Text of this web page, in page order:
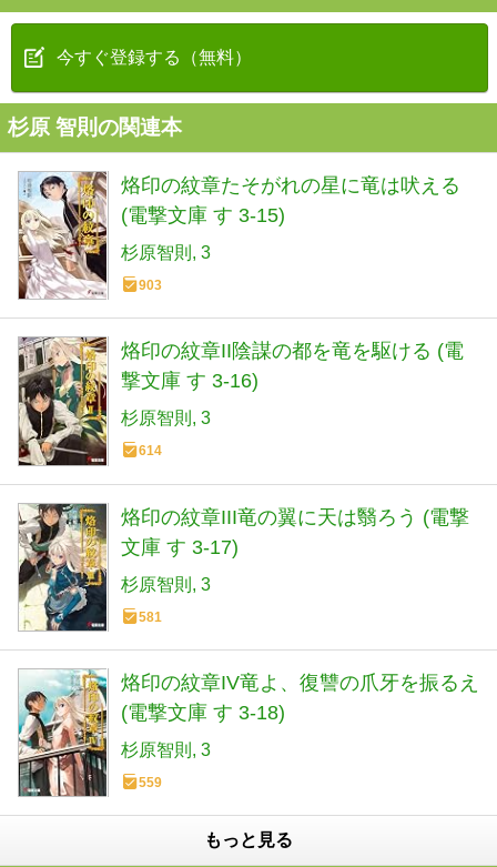
今すぐ登録する（無料）
杉原 智則の関連本
烙印の紋章たそがれの星に竜は吠える
(電撃文庫 す 3-15)
杉原智則 3
903
烙印の紋章II陰謀の都を竜を駆ける (電
撃文庫 す 3-16)
杉原智則 3
614
烙印の紋章III竜の翼に天は翳ろう (電撃
文庫 す 3-17)
杉原智則 3
581
烙印の紋章IV竜よ、復讐の爪牙を振るえ
(電撃文庫 す 3-18)
杉原智則 3
559
もっと見る